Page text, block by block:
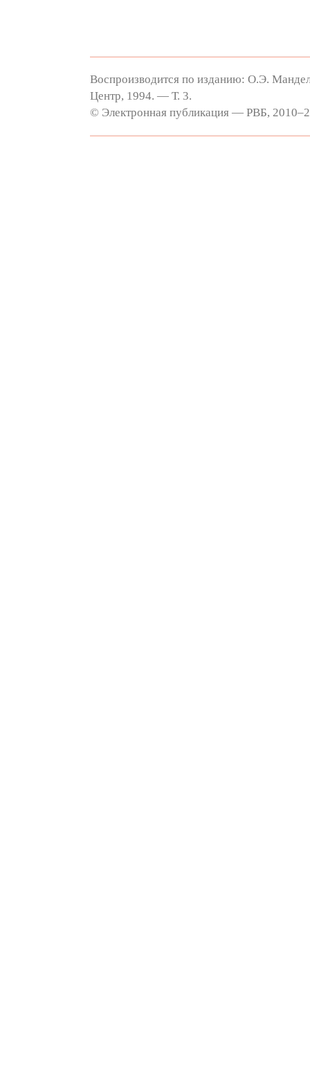
Воспроизводится по изданию: О.Э.
Центр, 1994. — Т. 3.
© Электронная публикация — РВБ,